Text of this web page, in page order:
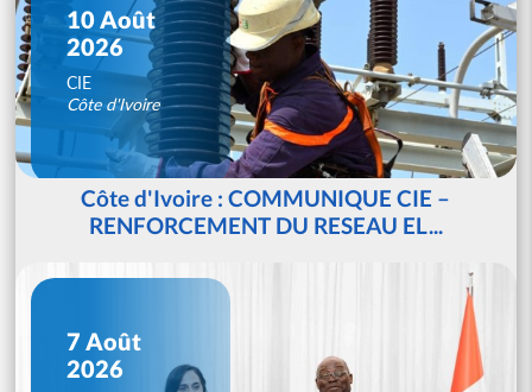
10 Août
2026
CIE
Côte d'Ivoire
Côte d'Ivoire : COMMUNIQUE CIE –
RENFORCEMENT DU RESEAU EL...
7 Août
2026